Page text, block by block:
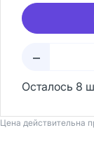
–
Осталось 8
Цена действительна